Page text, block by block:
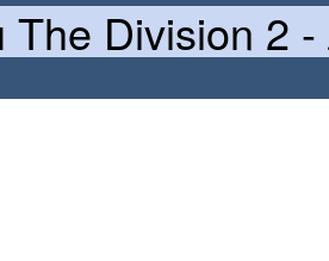
Division 2